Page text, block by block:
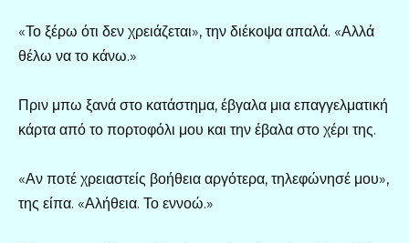
«Το ξέρω ότι δεν χρειάζεται», την διέκοψα απαλά. «Αλλά
θέλω να το κάνω.»
Πριν μπω ξανά στο κατάστημα, έβγαλα μια επαγγελματική
κάρτα από το πορτοφόλι μου και την έβαλα στο χέρι της.
«Αν ποτέ χρειαστείς βοήθεια αργότερα, τηλεφώνησέ μου»,
της είπα. «Αλήθεια. Το εννοώ.»